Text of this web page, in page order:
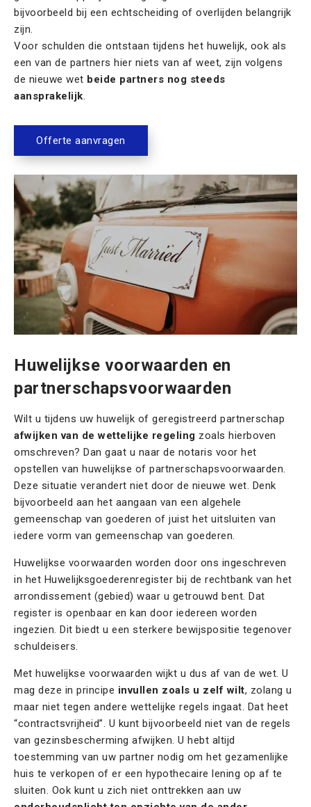
bijvoorbeeld bij een echtscheiding of overlijden belangrijk
zijn.
Voor schulden die ontstaan tijdens het huwelijk, ook als
een van de partners hier niets van af weet, zijn volgens
de nieuwe wet beide partners nog steeds
aansprakelijk.
Offerte aanvragen
Huwelijkse voorwaarden en
partnerschapsvoorwaarden
Wilt u tijdens uw huwelijk of geregistreerd partnerschap
afwijken van de wettelijke regeling zoals hierboven
omschreven? Dan gaat u naar de notaris voor het
opstellen van huwelijkse of partnerschapsvoorwaarden.
Deze situatie verandert niet door de nieuwe wet. Denk
bijvoorbeeld aan het aangaan van een algehele
gemeenschap van goederen of juist het uitsluiten van
iedere vorm van gemeenschap van goederen.
Huwelijkse voorwaarden worden door ons ingeschreven
in het Huwelijksgoederenregister bij de rechtbank van het
arrondissement (gebied) waar u getrouwd bent. Dat
register is openbaar en kan door iedereen worden
ingezien. Dit biedt u een sterkere bewijspositie tegenover
schuldeisers.
Met huwelijkse voorwaarden wijkt u dus af van de wet. U
mag deze in principe invullen zoals u zelf wilt, zolang u
maar niet tegen andere wettelijke regels ingaat. Dat heet
“contractsvrijheid”. U kunt bijvoorbeeld niet van de regels
van gezinsbescherming afwijken. U hebt altijd
toestemming van uw partner nodig om het gezamenlijke
huis te verkopen of er een hypothecaire lening op af te
sluiten. Ook kunt u zich niet onttrekken aan uw